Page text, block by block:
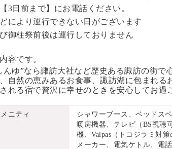
3日前まで】にお電話ください。
により運行できない日がございます
御柱祭前後は運行しておりません
容です。
んゆ”なら諏訪大社など歴史ある諏訪の街で
自然の恵みあるお食事、諏訪湖に包まれる
れる宿で贅沢に幸せのときを安心してお過
ニティ
シャワーブース、ベッドス
暖房機器、テレビ（BS視聴
機、Valpas（トコジラミ対
メーカー、電気ケトル、電